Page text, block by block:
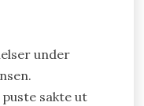
under
sakte ut